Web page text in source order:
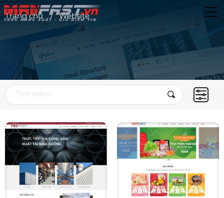
Trang chủ Website